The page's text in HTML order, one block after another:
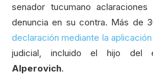
senador tucumano
denuncia en su contra. Más de
declaración mediante la
judicial, incluido el hijo del
Alperovich.